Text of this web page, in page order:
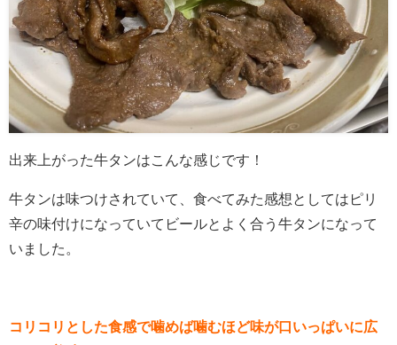
出来上がった牛タンはこんな感じです！
牛タンは味つけされていて、食べてみた感想としてはピリ
辛の味付けになっていてビールとよく合う牛タンになって
いました。
コリコリとした食感で噛めば噛むほど味が口いっぱいに広